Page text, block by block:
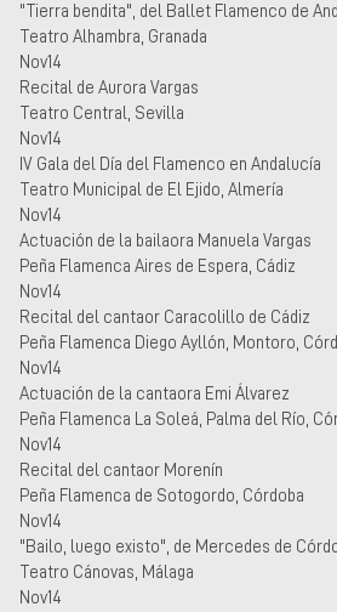
"Tierra bendita", del Ballet Flamenco de
Teatro Alhambra, Granada
Nov14
Recital de Aurora Vargas
Teatro Central, Sevilla
Nov14
IV Gala del Día del Flamenco en Andalucía
Teatro Municipal de El Ejido, Almería
Nov14
Actuación de la bailaora Manuela Vargas
Peña Flamenca Aires de Espera, Cádiz
Nov14
Recital del cantaor Caracolillo de Cádiz
Peña Flamenca Diego Ayllón, Montoro,
Nov14
Actuación de la cantaora Emi Álvarez
Peña Flamenca La Soleá, Palma del Río,
Nov14
Recital del cantaor Morenín
Peña Flamenca de Sotogordo, Córdoba
Nov14
"Bailo, luego existo", de Mercedes de
Teatro Cánovas, Málaga
Nov14